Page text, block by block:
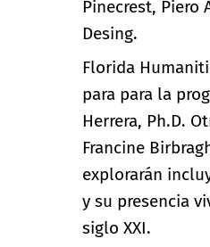
Pinecrest, Piero
Desing.
Florida
para para la
Herrera, Ph.D.
Francine
explorarán
y su presencia
siglo XXI.